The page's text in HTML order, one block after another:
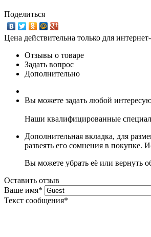
Поделиться
Цена действительна только для
Отзывы о товаре
Задать вопрос
Дополнительно
Вы можете задать любой
Наши квалифицированные
Дополнительная вкладка, для
развеять его сомнения в покупке.
Вы можете убрать её или вернуть
Оставить отзыв
Ваше имя*
Текст сообщения*